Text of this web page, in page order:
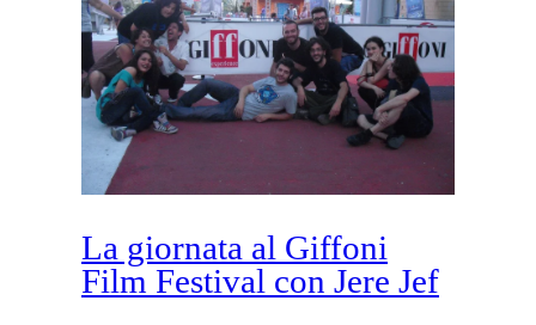
La giornata al Giffoni
Film Festival con Jere Jef